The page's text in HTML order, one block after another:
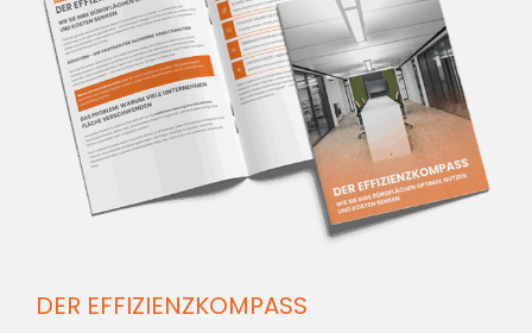
Für mehr Informationen
kontaktieren Sie unser Team aus
Innenarchitekten und
Einrichtungsprofis.
Wir beraten Sie gerne!
Telefon:+49 (0) 7144 897278-0
DER EFFIZIENZKOMPASS